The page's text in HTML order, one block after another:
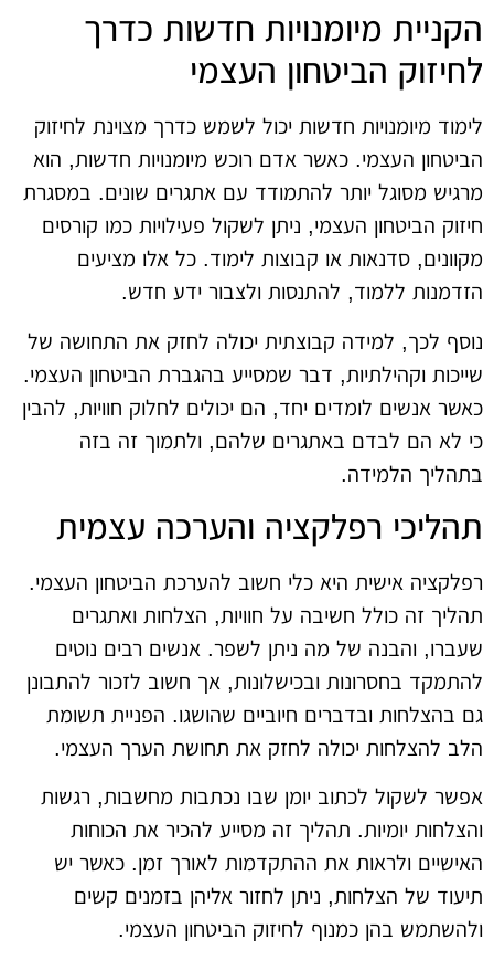
הקניית מיומנויות חדשות כדרך
לחיזוק הביטחון העצמי
לימוד מיומנויות חדשות יכול לשמש כדרך מצוינת לחיזוק
הביטחון העצמי. כאשר אדם רוכש מיומנויות חדשות, הוא
מרגיש מסוגל יותר להתמודד עם אתגרים שונים. במסגרת
חיזוק הביטחון העצמי, ניתן לשקול פעילויות כמו קורסים
מקוונים, סדנאות או קבוצות לימוד. כל אלו מציעים
הזדמנות ללמוד, להתנסות ולצבור ידע חדש.
נוסף לכך, למידה קבוצתית יכולה לחזק את התחושה של
שייכות וקהילתיות, דבר שמסייע בהגברת הביטחון העצמי.
כאשר אנשים לומדים יחד, הם יכולים לחלוק חוויות, להבין
כי לא הם לבדם באתגרים שלהם, ולתמוך זה בזה
בתהליך הלמידה.
תהליכי רפלקציה והערכה עצמית
רפלקציה אישית היא כלי חשוב להערכת הביטחון העצמי.
תהליך זה כולל חשיבה על חוויות, הצלחות ואתגרים
שעברו, והבנה של מה ניתן לשפר. אנשים רבים נוטים
להתמקד בחסרונות ובכישלונות, אך חשוב לזכור להתבונן
גם בהצלחות ובדברים חיוביים שהושגו. הפניית תשומת
הלב להצלחות יכולה לחזק את תחושת הערך העצמי.
אפשר לשקול לכתוב יומן שבו נכתבות מחשבות, רגשות
והצלחות יומיות. תהליך זה מסייע להכיר את הכוחות
האישיים ולראות את ההתקדמות לאורך זמן. כאשר יש
תיעוד של הצלחות, ניתן לחזור אליהן בזמנים קשים
ולהשתמש בהן כמנוף לחיזוק הביטחון העצמי.